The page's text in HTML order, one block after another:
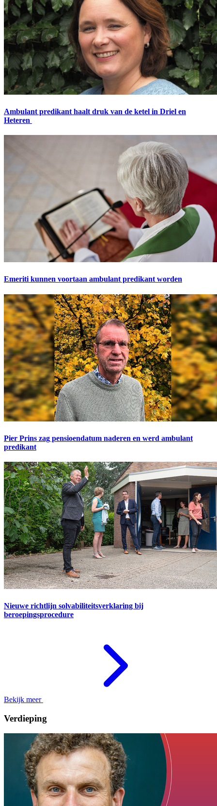
Ambulant predikant haalt druk van de ketel in Driel en
Heteren
Emeriti kunnen voortaan ambulant predikant worden
Pier Prins zag pensioendatum naderen en werd ambulant
predikant
Nieuwe richtlijn solvabiliteitsverklaring bij
beroepingsprocedure
Bekijk meer
Verdieping